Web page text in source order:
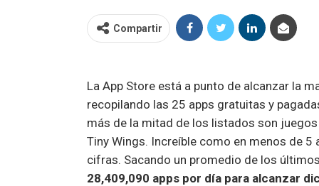
Compartir
La App Store está a punto de alcanzar la
recopilando las 25 apps gratuitas y
más de la mitad de los listados son
Tiny Wings. Increíble como en menos de
cifras. Sacando un promedio de los
28,409,090 apps por día para alcanzar